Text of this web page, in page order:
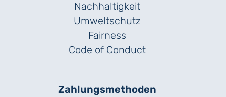
Nachhaltigkeit
Umweltschutz
Fairness
Code of Conduct
Zahlungs­methoden